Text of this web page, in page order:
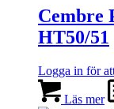
Cembre
HT50/51
Logga in för
Läs mer